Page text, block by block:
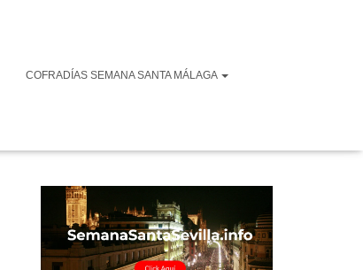
COFRADÍAS SEMANA SANTA MÁLAGA